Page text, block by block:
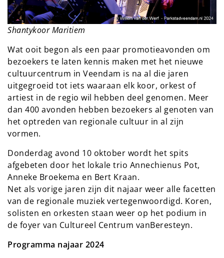
Shantykoor Maritiem
Wat ooit begon als een paar promotieavonden om
bezoekers te laten kennis maken met het nieuwe
cultuurcentrum in Veendam is na al die jaren
uitgegroeid tot iets waaraan elk koor, orkest of
artiest in de regio wil hebben deel genomen. Meer
dan 400 avonden hebben bezoekers al genoten van
het optreden van regionale cultuur in al zijn
vormen.
Donderdag avond 10 oktober wordt het spits
afgebeten door het lokale trio Annechienus Pot,
Anneke Broekema en Bert Kraan.
Net als vorige jaren zijn dit najaar weer alle facetten
van de regionale muziek vertegenwoordigd. Koren,
solisten en orkesten staan weer op het podium in
de foyer van Cultureel Centrum vanBeresteyn.
Programma najaar 2024